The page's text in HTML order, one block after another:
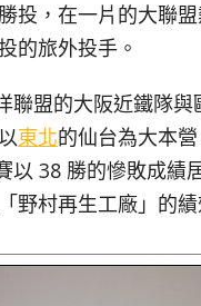
投，在一片的大聯
的旅外投手。
聯盟的大阪近鐵隊
東北的仙台為大本
以 38 勝的慘敗成績
野村再生工廠」的